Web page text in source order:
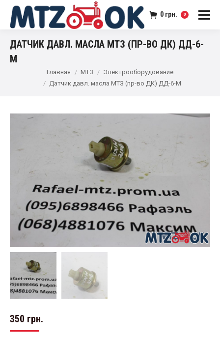
0 грн. 0
ДАТЧИК ДАВЛ. МАСЛА МТЗ (ПР-ВО ДК) ДД-6-
М
Главная МТЗ
Электрооборудование
Датчик давл. масла МТЗ (пр-во ДК) ДД-6-М
350 грн.